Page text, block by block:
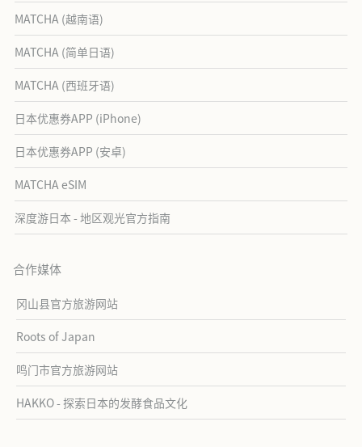
MATCHA (越南语)
MATCHA (简单日语)
MATCHA (西班牙语)
日本优惠券APP (iPhone)
日本优惠券APP (安卓)
MATCHA eSIM
深度游日本 - 地区观光官方指南
合作媒体
冈山县官方旅游网站
Roots of Japan
鸣门市官方旅游网站
HAKKO - 探索日本的发酵食品文化